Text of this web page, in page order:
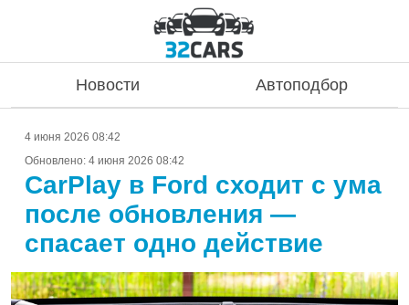
Новости Автоподбор
4 июня 2026 08:42
Обновлено: 4 июня 2026 08:42
CarPlay в Ford сходит с ума
после обновления —
спасает одно действие